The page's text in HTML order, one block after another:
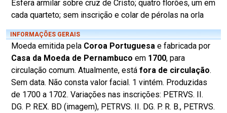
Esfera armilar sobre cruz de Cristo; quatro florões, um em
cada quarteto; sem inscrição e colar de pérolas na orla
INFORMAÇÕES GERAIS
Moeda emitida pela Coroa Portuguesa e fabricada por
Casa da Moeda de Pernambuco em 1700, para
circulação comum. Atualmente, está fora de circulação.
Sem data. Não consta valor facial. 1 vintém. Produzidas
de 1700 a 1702. Variações nas inscrições: PETRVS. II.
DG. P. REX. BD (imagem), PETRVS. II. DG. P. R. B., PETRVS.